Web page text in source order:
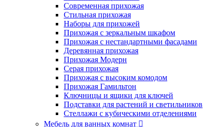
Современная прихожая
Стильная прихожая
Наборы для прихожей
Прихожая с зеркальным шкафом
Прихожая с нестандартными фасадами
Деревянная прихожая
Прихожая Модерн
Серая прихожая
Прихожая с высоким комодом
Прихожая Гамильтон
Ключницы и ящики для ключей
Подставки для растений и светильников
Стеллажи с кубическими отделениями
Мебель для ванных комнат